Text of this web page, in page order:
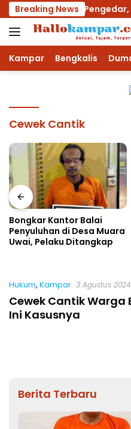
Langsung
ke
konten
Breaking News
Dua Pengedar,
Kampar Bengkalis
Cewek Cantik
Bongkar Kantor Balai
Penyuluhan di Desa Muara
Uwai, Pelaku Ditangkap
Hukum, Kampar 3 Agustus 2024
Cewek Cantik
Ini Kasusnya
Berita Terbaru